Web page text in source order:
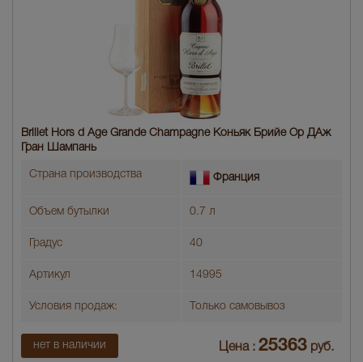
Brillet Hors d Age Grande Champagne Коньяк Брийе Ор ДАж
Гран Шампань
Страна производства Франция
Объем бутылки 0.7 л
Градус 40
Артикул 14995
Условия продаж: Только самовывоз
нет в наличии Цена : 25363 руб.